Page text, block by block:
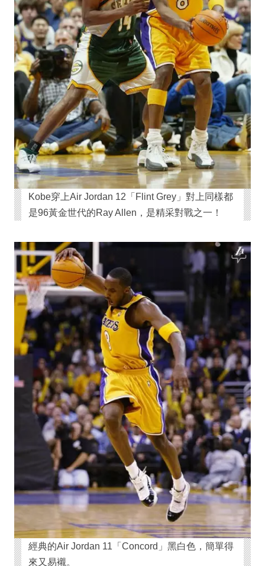
Kobe穿上Air Jordan 12「Flint Grey」對上同樣都
是96黃金世代的Ray Allen，是精采對戰之一！
經典的Air Jordan 11「Concord」黑白色，簡單得
來又易襯。